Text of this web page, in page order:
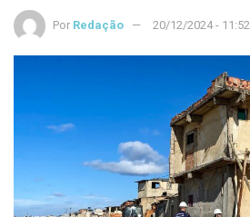
Por Redação 20/12/2024 - 11:52